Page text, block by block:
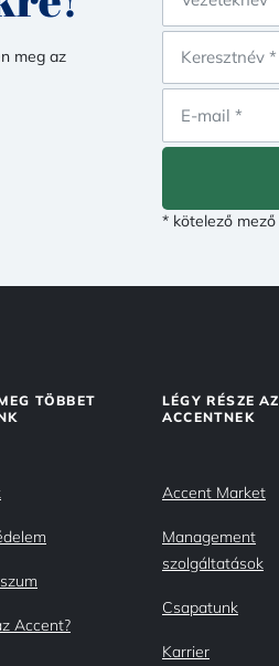
meg az
* kötelező mező
TÖBBET
Accent?
LÉGY RÉSZE AZ
ACCENTNEK
Accent Market
Management
szolgáltatások
Csapatunk
Karrier